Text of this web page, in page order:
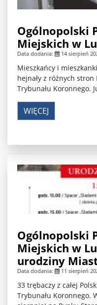
Ogólnopolski
Miejskich w
Data dodania: 14 sierpień
Mieszkańcy i
hejnały z różnych
Trybunału Koronnego.
WIĘCEJ
Ogólnopolski
Miejskich w
urodziny
Data dodania: 11 sierpień
33 trębaczy z całej
Trybunału Koronnego.